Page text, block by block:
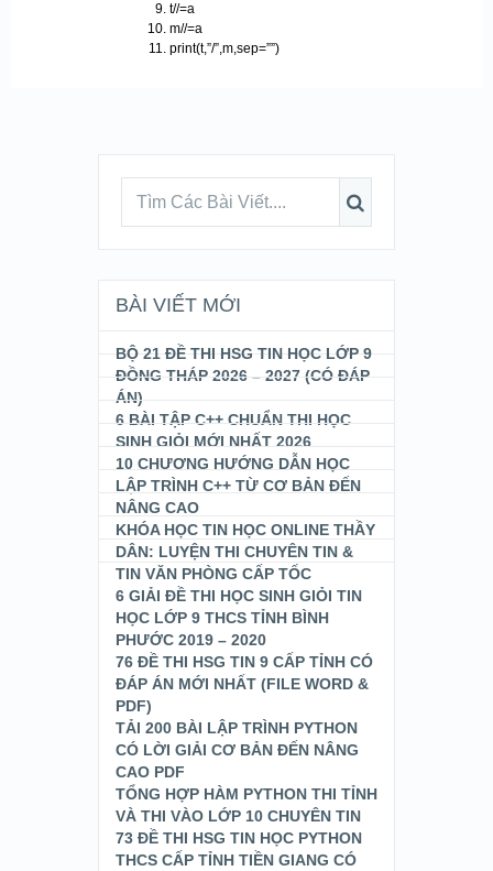
t//=a
m//=a
print(t,”/”,m,sep=””)
BÀI VIẾT MỚI
BỘ 21 ĐỀ THI HSG TIN HỌC LỚP 9
ĐỒNG THÁP 2026 – 2027 (CÓ ĐÁP
ÁN)
6 BÀI TẬP C++ CHUẨN THI HỌC
SINH GIỎI MỚI NHẤT 2026
10 CHƯƠNG HƯỚNG DẪN HỌC
LẬP TRÌNH C++ TỪ CƠ BẢN ĐẾN
NÂNG CAO
KHÓA HỌC TIN HỌC ONLINE THẦY
DÂN: LUYỆN THI CHUYÊN TIN &
TIN VĂN PHÒNG CẤP TỐC
6 GIẢI ĐỀ THI HỌC SINH GIỎI TIN
HỌC LỚP 9 THCS TỈNH BÌNH
PHƯỚC 2019 – 2020
76 ĐỀ THI HSG TIN 9 CẤP TỈNH CÓ
ĐÁP ÁN MỚI NHẤT (FILE WORD &
PDF)
TẢI 200 BÀI LẬP TRÌNH PYTHON
CÓ LỜI GIẢI CƠ BẢN ĐẾN NÂNG
CAO PDF
TỔNG HỢP HÀM PYTHON THI TỈNH
VÀ THI VÀO LỚP 10 CHUYÊN TIN
73 ĐỀ THI HSG TIN HỌC PYTHON
THCS CẤP TỈNH TIỀN GIANG CÓ